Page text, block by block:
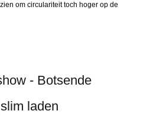
om circulariteit toch hoger op de
- Botsende
laden